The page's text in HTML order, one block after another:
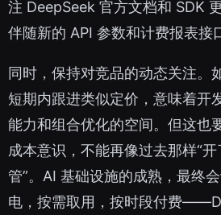
注 DeepSeek 官方文档和 SDK
伴随新的 API 参数和计费报表接
同时，保持对竞品的动态关注。
短期内跟进类似定价，意味着开
能力和组合优化的空间。但这也
成本意识，不能再像过去那样“
管”。AI 基础设施的成熟，最终
电，按需取用，按时段付费